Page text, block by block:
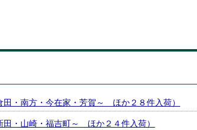
・南方・今在家・芳賀～ ほか２８件入荷）
田・山崎・福吉町～ ほか２４件入荷）